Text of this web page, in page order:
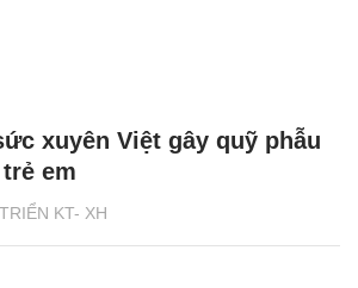
KT- XH
xuyên Việt gây quỹ phẫu
em